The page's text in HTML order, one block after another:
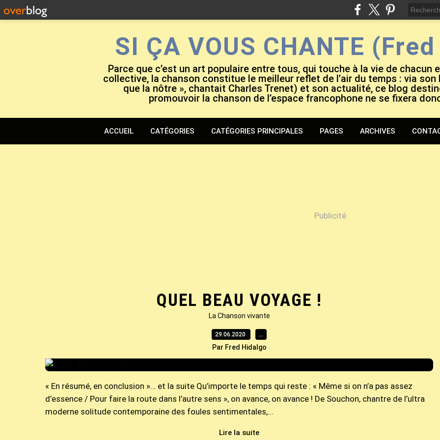
SI ÇA VOUS CHANTE
Parce que c’est un art populaire entre tous, qui touche à la vie de chacun
collective, la chanson constitue le meilleur reflet de l’air du temps : via
que la nôtre », chantait Charles Trenet) et son actualité, ce blog
promouvoir la chanson de l’espace francophone ne se fixera
ACCUEIL CATÉGORIES CATÉGORIES PRINCIPALES PAGES ARCHIVES
Publicité
QUEL BEAU VOYAGE !
La Chanson vivante
29.06.2020 …
Par Fred Hidalgo
« En résumé, en conclusion »… et la suite Qu’importe le temps qui reste : « Même si on n’a pas assez
d’essence / Pour faire la route dans l’autre sens », on avance, on avance ! De Souchon, chantre de l’ultra
moderne solitude contemporaine des foules sentimentales,...
Lire la suite